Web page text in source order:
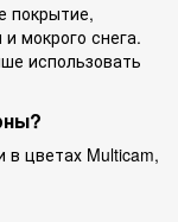
покрытие,
мокрого снега.
использовать
цветах Multicam,